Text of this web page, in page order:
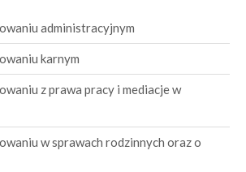
administracyjnym
karnym
z prawa pracy i mediacje w
w sprawach rodzinnych oraz o